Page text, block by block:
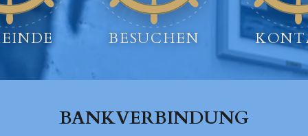
BESUCHEN
BANKVERBINDUNG